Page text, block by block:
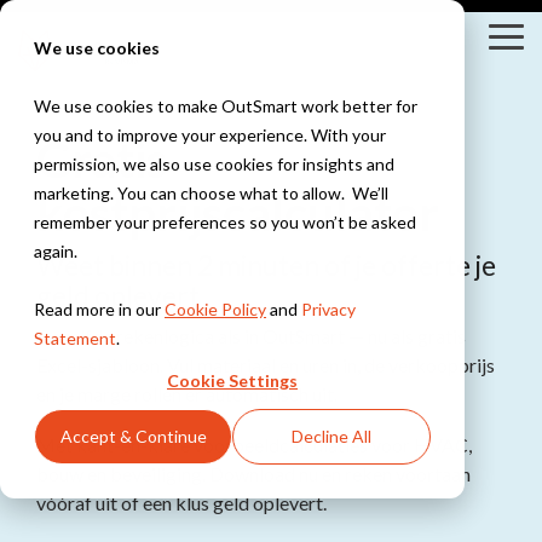
We use cookies
We use cookies to make OutSmart work better for
you and to improve your experience. With your
permission, we also use cookies for insights and
marketing. You can choose what to allow. We’ll
remember your preferences so you won’t be asked
again.
Read more in ourCookie Policyand Privacy
Statement.
Cookie Settings
Accept & Continue Decline All
Skip
content.
Oplossingen
Digitale werkbon
bij de hand
Houd altijd grip op
je planning
Offertes &
Facturen
Stuur offertes &
Bekijk alle oplossingen
Branches
Installatietechniek &
&
onderhoudscontracten
voor installateurs
Bouw &
Onderhoud
werkbonnen &
Bekijk alle branches
Integraties
Exact
Snelstart
AFAS
Moneybird
Yuki
Bekijk alle integraties
Kennis &
Inspiratie
Blogs
Nieuwsbrief
Kennisbank
Innovatie Hub
Gratis
kostprijscalculator
Weet binnen 2 minuten of je offerte je
geld oplevert
Dezelfde rekenlogica als in OutSmart — nu als gratis
Vul materiaal en uren in, de verkoopprijs
en je marge rollen er automatisch uit.
Met kant-en-klare voorbeeldcalculaties voor HVAC,
bouw en beveiliging. Download nu en reken voortaan
vóóraf uit of een klus geld oplevert.